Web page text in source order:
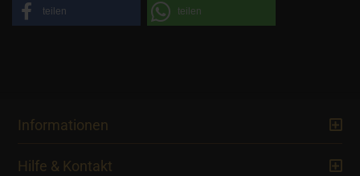
teilen teilen
Informationen
Hilfe & Kontakt